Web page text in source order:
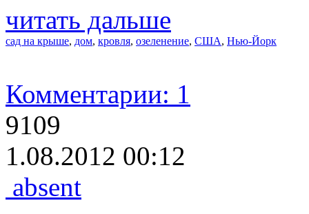
читать дальше
сад на крыше, дом, кровля, озеленение, США, Нью-Йорк
Комментарии: 1
9109
1.08.2012 00:12
absent